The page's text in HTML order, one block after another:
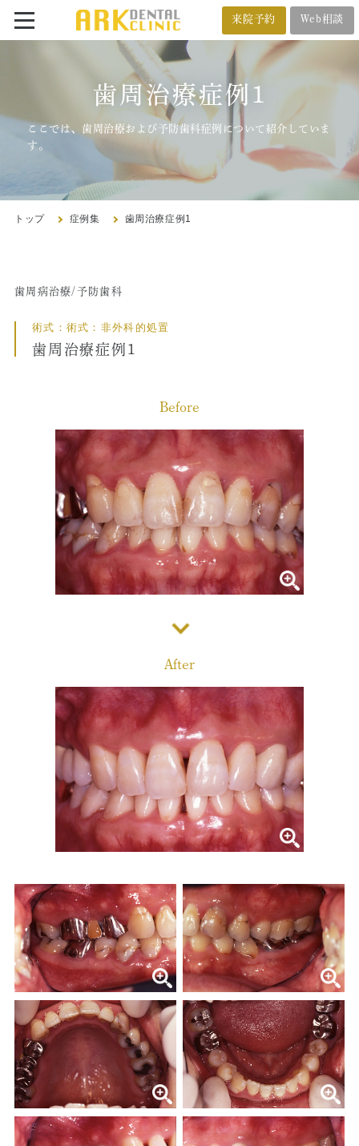
番町オフィス
BANCHO OFFICE
03-5212-4618
トップ
クリニック紹介
コンセプト
番町オフィス
医院紹介
アクセス
審美治療/ホワイトニング
新しい審美歯科
ホワイトニング
症例集
インプラント/骨増生
治療の流れ、当院でのポイント
よくある質問
症例集
歯列矯正/インビザライン
矯正治療とは？
治療の手順
インビザライン・システムとは
治療費
症例集
歯内療法/マイクロエンド
歯内療法とは
当院の治療のポイント
歯内療法後の補綴治療
スタッフ紹介
こんな症状が出たら
症例集
サポート
来院予約 Web相談
オンライン相談
歯周治療症例1
ここでは、歯周治療および予防歯科症例について紹介していま
す。
トップ 症例集 歯周治療症例1
歯周病治療/予防歯科
術式：術式：非外科的処置
歯周治療症例1
Before
After